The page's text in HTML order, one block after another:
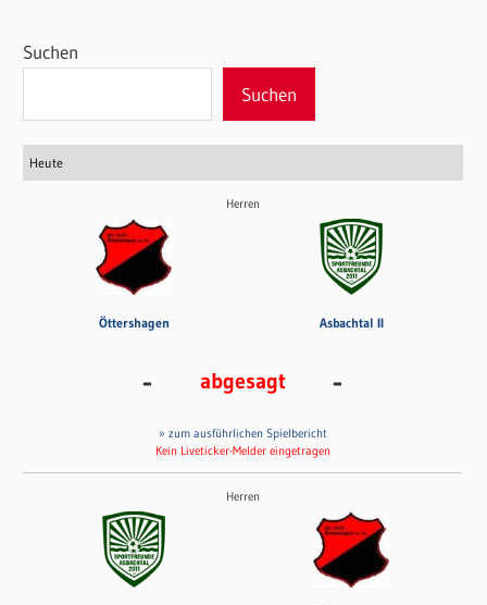
Suchen
Suchen
Heute
Herren
Öttershagen Asbachtal II
- abgesagt -
» zum ausführlichen Spielbericht
Kein Liveticker-Melder eingetragen
Herren